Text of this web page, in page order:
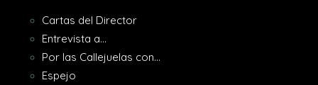
Cartas del Director
Entrevista a…
Por las Callejuelas con…
Espejo